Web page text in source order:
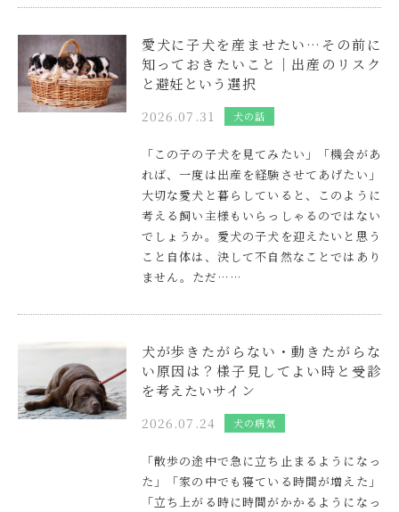
愛犬に子犬を産ませたい…その前に
知っておきたいこと｜出産のリスク
と避妊という選択
2026.07.31 犬の話
「この子の子犬を見てみたい」「機会があ
れば、一度は出産を経験させてあげたい」
大切な愛犬と暮らしていると、このように
考える飼い主様もいらっしゃるのではない
でしょうか。愛犬の子犬を迎えたいと思う
こと自体は、決して不自然なことではあり
ません。ただ……
犬が歩きたがらない・動きたがらな
い原因は？様子見してよい時と受診
を考えたいサイン
2026.07.24 犬の病気
「散歩の途中で急に立ち止まるようになっ
た」「家の中でも寝ている時間が増えた」
「立ち上がる時に時間がかかるようになっ